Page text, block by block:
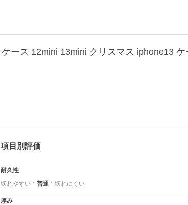
項目別評価
耐久性
壊れやすい
普通 壊れにくい
厚み